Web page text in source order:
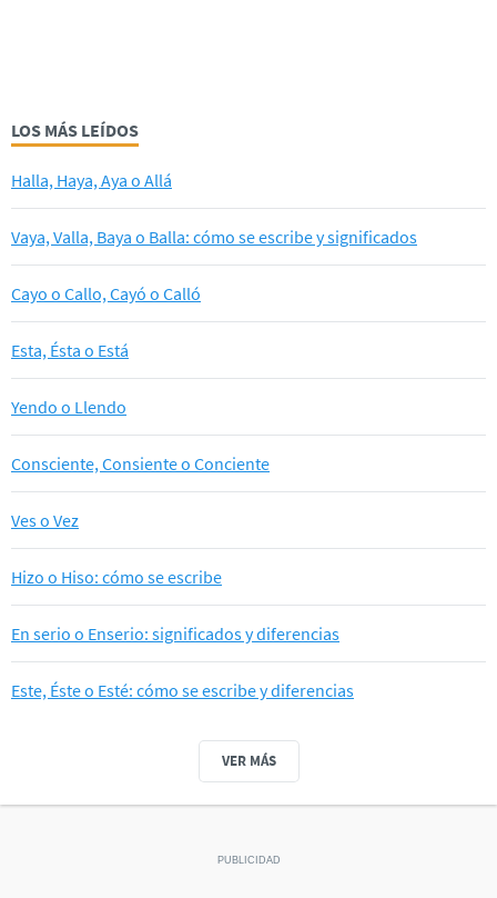
LOS MÁS LEÍDOS
Halla, Haya, Aya o Allá
Vaya, Valla, Baya o Balla: cómo se escribe y significados
Cayo o Callo, Cayó o Calló
Esta, Ésta o Está
Yendo o Llendo
Consciente, Consiente o Conciente
Ves o Vez
Hizo o Hiso: cómo se escribe
En serio o Enserio: significados y diferencias
Este, Éste o Esté: cómo se escribe y diferencias
VER MÁS